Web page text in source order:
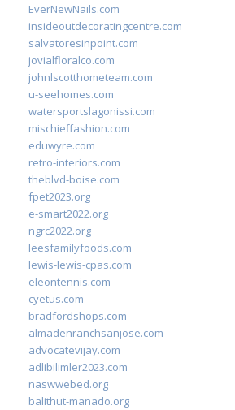
EverNewNails.com
insideoutdecoratingcentre.com
salvatoresinpoint.com
jovialfloralco.com
johnlscotthometeam.com
u-seehomes.com
watersportslagonissi.com
mischieffashion.com
eduwyre.com
retro-interiors.com
theblvd-boise.com
fpet2023.org
e-smart2022.org
ngrc2022.org
leesfamilyfoods.com
lewis-lewis-cpas.com
eleontennis.com
cyetus.com
bradfordshops.com
almadenranchsanjose.com
advocatevijay.com
adlibilimler2023.com
naswwebed.org
balithut-manado.org